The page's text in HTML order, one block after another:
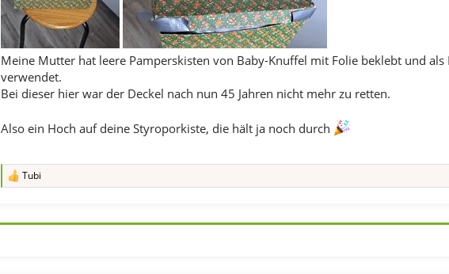
Meine Mutter hat leere Pamperskisten von Baby-Knuffel mit Folie beklebt und
verwendet.
Bei dieser hier war der Deckel nach nun 45 Jahren nicht mehr zu retten.
Also ein Hoch auf deine Styroporkiste, die hält ja noch durch
R
Tubi